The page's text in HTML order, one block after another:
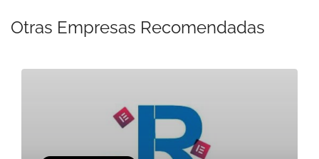
Otras Empresas Recomendadas